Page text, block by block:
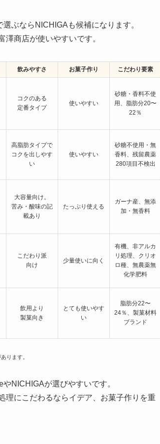
ぶならNICHIGAも候補になります。
商店が使いやすいです。
飲みやすさ お菓子作り こだわり要素
コクのある
定番タイプ
使いやすい
砂糖・香料不使
用、脂肪分20〜
22％
高脂肪タイプで
コクを出しやす
い
使いやすい
砂糖不使用・無
香料、残留農薬
280項目不検出
大容量向け。
苦み・酸味の記
載あり
たっぷり使える
ガーナ産、無添
加・無香料
こだわり派
向け
少量使いに向く
有機、非アルカ
リ処理、クリオ
ロ種、無農薬無
化学肥料
飲用より
製菓向き
とても使いやす
い
脂肪分22〜
24％、製菓材料
ブランド
ります。
NICHIGAが選びやすいです。
理にこだわるならイデア、お菓子作りを重